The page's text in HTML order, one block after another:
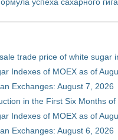
trade price of white sugar
Indexes of MOEX as of
Exchanges: August 7, 2026
in the First Six Months of
Indexes of MOEX as of
Exchanges: August 6, 2026